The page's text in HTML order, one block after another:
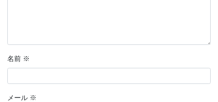
名前 ※
メール ※